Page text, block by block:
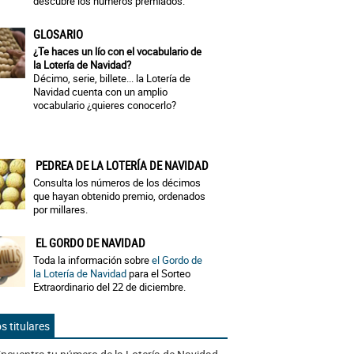
GLOSARIO
¿Te haces un lío con el vocabulario de
la Lotería de Navidad?
Décimo, serie, billete... la Lotería de
Navidad cuenta con un amplio
vocabulario ¿quieres conocerlo?
PEDREA DE LA LOTERÍA DE NAVIDAD
Consulta los números de los décimos
que hayan obtenido premio, ordenados
por millares.
EL GORDO DE NAVIDAD
Toda la información sobreel Gordo de
la Lotería de Navidadpara el Sorteo
Extraordinario del 22 de diciembre.
titulares